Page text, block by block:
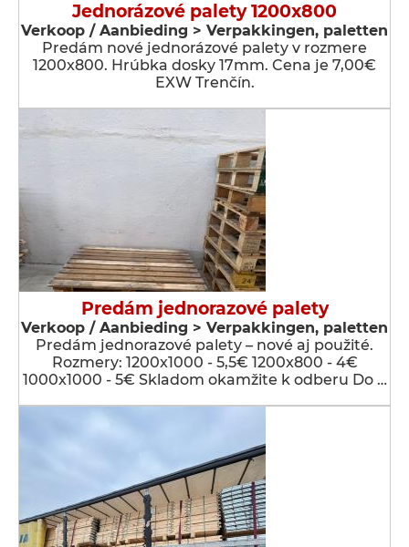
Jednorázové palety 1200x800
Verkoop / Aanbieding > Verpakkingen, paletten
Predám nové jednorázové palety v rozmere
1200x800. Hrúbka dosky 17mm. Cena je 7,00€
EXW Trenčín.
Predám jednorazové palety
Verkoop / Aanbieding > Verpakkingen, paletten
Predám jednorazové palety – nové aj použité.
Rozmery: 1200x1000 - 5,5€ 1200x800 - 4€
1000x1000 - 5€ Skladom okamžite k odberu Do …